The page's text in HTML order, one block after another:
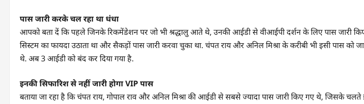
पास जारी करके चल रहा था धंधा
आपको बता दें कि पहले जिनके रिकमेंडेशन पर जो भी श्रद्धालु आते थे, उनकी आईडी से वीआईपी दर्शन के लिए पास जारी किए
सिस्टम का फायदा उठाता था और सैकड़ों पास जारी करवा चुका था. चंपत राय और अनिल मिश्रा के करीबी भी इसी पास को
थे. अब 3 आईडी को बंद कर दिया गया है.
इनकी सिफारिश से नहीं जारी होगा VIP पास
बताया जा रहा है कि चंपत राय, गोपाल राव और अनिल मिश्रा की आईडी से सबसे ज्यादा पास जारी किए गए थे, जिसके